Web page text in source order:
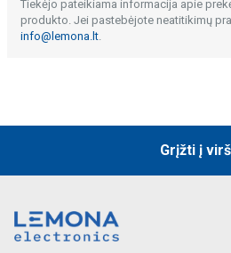
Tiekėjo pateikiama informacija apie
produkto. Jei pastebėjote neatitikimų
info@lemona.lt.
Grįžti į